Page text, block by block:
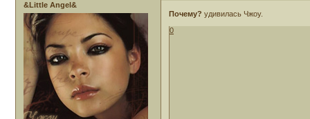
&Little Angel&
Почему?удивилась Чжоу.
0